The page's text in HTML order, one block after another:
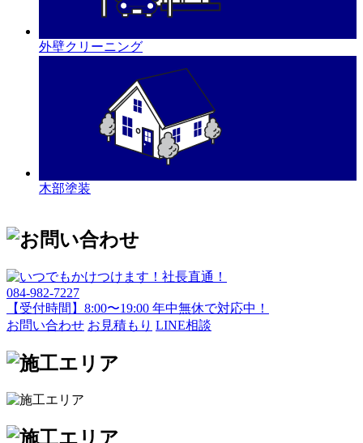
外壁クリーニング
木部塗装
084-982-7227
【受付時間】8:00〜19:00 年中無休で対応中！
お問い合わせ お見積もり LINE相談